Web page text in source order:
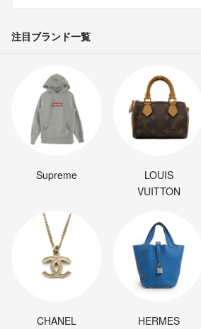
注目ブランド一覧
Supreme
LOUIS
VUITTON
CHANEL HERMES